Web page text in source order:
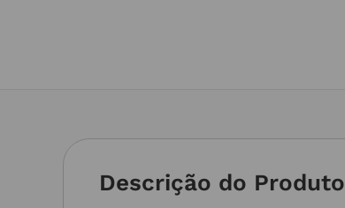
Descrição do Produto